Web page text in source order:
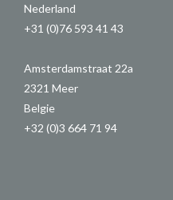
Nederland
+31 (0)76 593 41 43
Amsterdamstraat 22a
2321 Meer
Belgie
+32 (0)3 664 71 94